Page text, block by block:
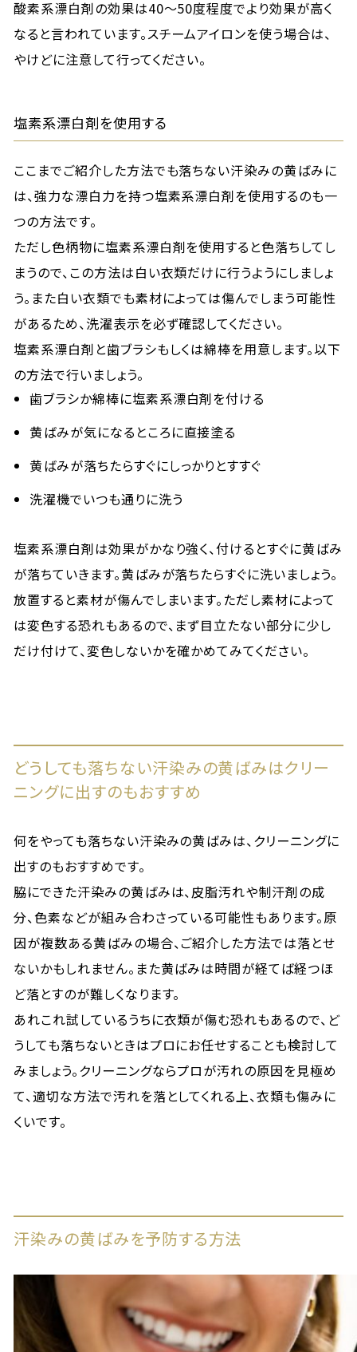
酸素系漂白剤の効果は40〜50度程度でより効果が高く
なると言われています。スチームアイロンを使う場合は、
やけどに注意して行ってください。
塩素系漂白剤を使用する
ここまでご紹介した方法でも落ちない汗染みの黄ばみに
は、強力な漂白力を持つ塩素系漂白剤を使用するのも一
つの方法です。
ただし色柄物に塩素系漂白剤を使用すると色落ちしてし
まうので、この方法は白い衣類だけに行うようにしましょ
う。また白い衣類でも素材によっては傷んでしまう可能性
があるため、洗濯表示を必ず確認してください。
塩素系漂白剤と歯ブラシもしくは綿棒を用意します。以下
の方法で行いましょう。
歯ブラシか綿棒に塩素系漂白剤を付ける
黄ばみが気になるところに直接塗る
黄ばみが落ちたらすぐにしっかりとすすぐ
洗濯機でいつも通りに洗う
塩素系漂白剤は効果がかなり強く、付けるとすぐに黄ばみ
が落ちていきます。黄ばみが落ちたらすぐに洗いましょう。
放置すると素材が傷んでしまいます。ただし素材によって
は変色する恐れもあるので、まず目立たない部分に少し
だけ付けて、変色しないかを確かめてみてください。
どうしても落ちない汗染みの黄ばみはクリー
ニングに出すのもおすすめ
何をやっても落ちない汗染みの黄ばみは、クリーニングに
出すのもおすすめです。
脇にできた汗染みの黄ばみは、皮脂汚れや制汗剤の成
分、色素などが組み合わさっている可能性もあります。原
因が複数ある黄ばみの場合、ご紹介した方法では落とせ
ないかもしれません。また黄ばみは時間が経てば経つほ
ど落とすのが難しくなります。
あれこれ試しているうちに衣類が傷む恐れもあるので、ど
うしても落ちないときはプロにお任せすることも検討して
みましょう。クリーニングならプロが汚れの原因を見極め
て、適切な方法で汚れを落としてくれる上、衣類も傷みに
くいです。
汗染みの黄ばみを予防する方法